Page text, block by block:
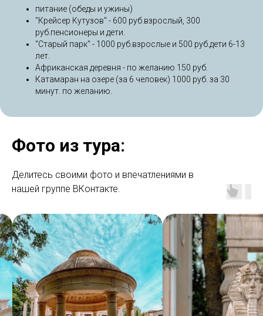
питание (обеды и ужины)
"Крейсер Кутузов" - 600 руб.взрослый, 300
руб.пенсионеры и дети.
"Старый парк" - 1000 руб.взрослые и 500 руб.дети 6-13
лет.
Африканская деревня - по желанию 150 руб.
Катамаран на озере (за 6 человек) 1000 руб. за 30
минут. по желанию.
Фото из тура:
Делитесь своими фото и впечатлениями в
нашей группе ВКонтакте.